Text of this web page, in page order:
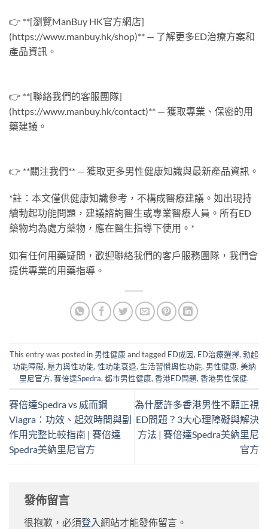
👉 **[瀏覽ManBuy HK官方網店]
(https://www.manbuy.hk/shop)** — 了解更多ED治療方案和
產品資訊。
👉 **[聯絡我們的客服團隊]
(https://www.manbuy.hk/contact)** — 獲取專業、保密的用
藥建議。
👉 **關注我們** — 獲取更多男性健康知識與最新產品資訊。
*註：本文僅供健康知識參考，不構成醫療建議。如出現持
續勃起功能問題，建議諮詢醫生或專業醫療人員。所有ED
藥物均為處方藥物，應在醫生指導下使用。*
如有任何用藥疑問，歡迎聯絡我們的客戶服務團隊，我們會
提供專業的用藥指導。
This entry was posted in 男性健康and tagged ED成因, ED治療選擇, 勃起
功能障礙, 壓力與性功能, 性功能衰退, 生活習慣與性功能, 男性健康, 美納
里尼官方, 賽倍達Spedra, 都市男性健康, 香港ED問題, 香港男性保健.
賽倍達Spedra vs 威而鋼
Viagra：功效、起效時間與副
作用完整比較指南 | 賽倍達
Spedra美納里尼官方
為什麼許多香港男性不願正視
ED問題？3大心理障礙與解決
方法 | 賽倍達Spedra美納里尼
官方
發佈留言
很抱歉，必須登入網站才能發佈留言。